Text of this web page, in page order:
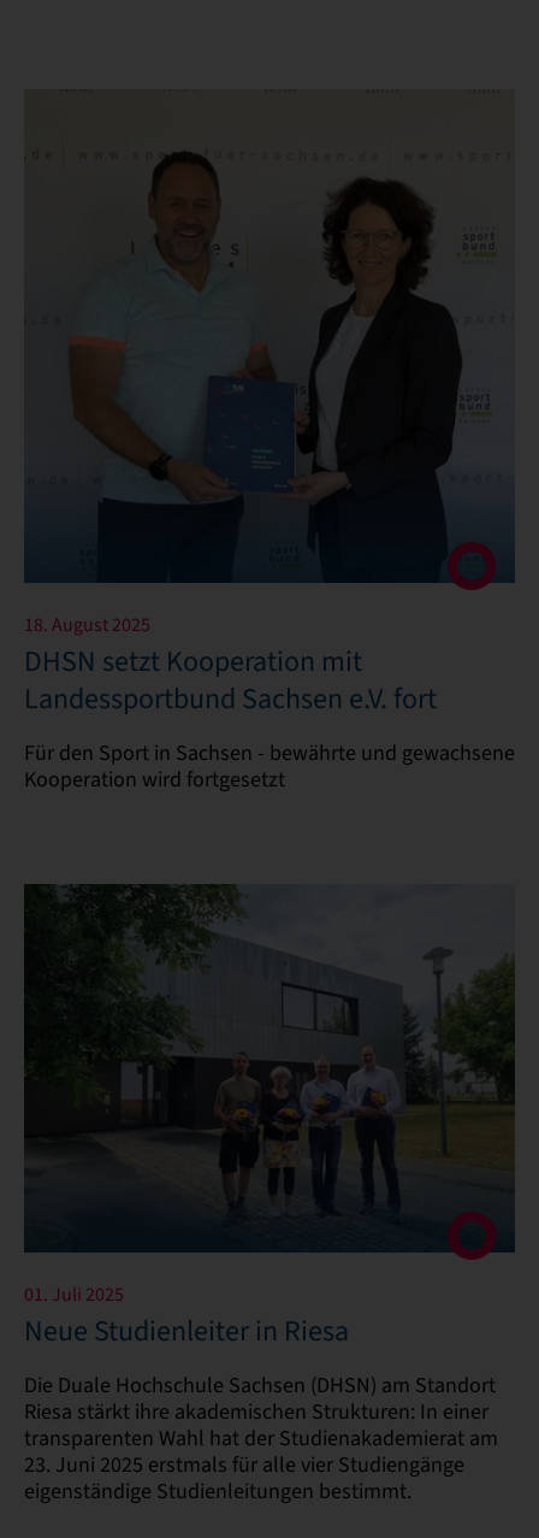
18. August 2025
DHSN setzt Kooperation mit
Landessportbund Sachsen e.V. fort
Für den Sport in Sachsen - bewährte und gewachsene
Kooperation wird fortgesetzt
01. Juli 2025
Neue Studienleiter in Riesa
Die Duale Hochschule Sachsen (DHSN) am Standort
Riesa stärkt ihre akademischen Strukturen: In einer
transparenten Wahl hat der Studienakademierat am
23. Juni 2025 erstmals für alle vier Studiengänge
eigenständige Studienleitungen bestimmt.